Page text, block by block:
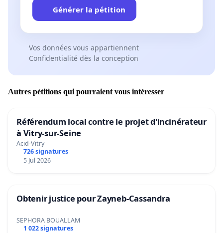
Générer la pétition
Vos données vous appartiennent
Confidentialité dès la conception
Autres pétitions qui pourraient vous intéresser
Référendum local contre le projet d'incinérateur
à Vitry-sur-Seine
Acid-Vitry
726 signatures
5 Jul 2026
Obtenir justice pour Zayneb-Cassandra
SEPHORA BOUALLAM
1 022 signatures